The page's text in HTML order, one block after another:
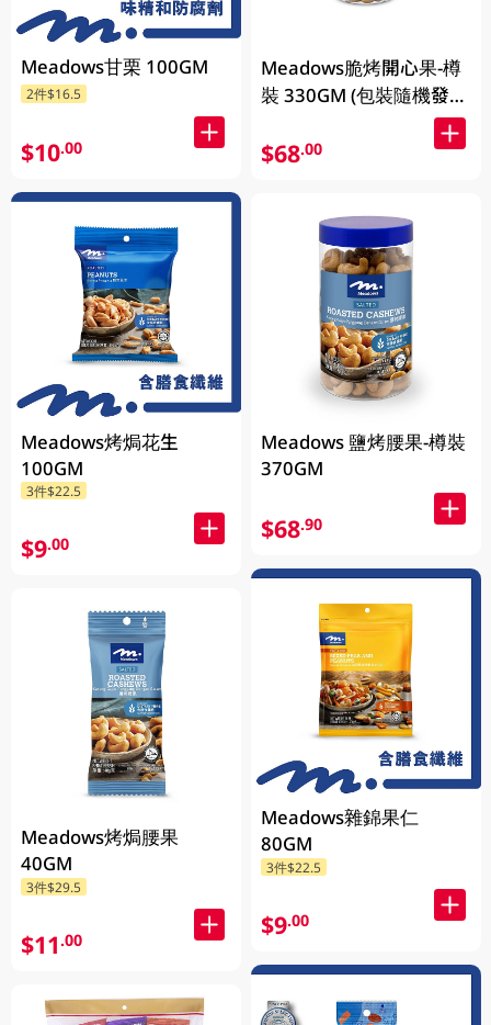
Meadows甘栗 100GM
2件$16.5
$10.00
Meadows烤焗花生
100GM
3件$22.5
$9.00
Meadows烤焗腰果
40GM
3件$29.5
$11.00
Meadows脆烤開心果-樽
裝 330GM (包裝隨機發
$68.00
Meadows 鹽烤腰果-樽裝
370GM
$68.90
Meadows雜錦果仁
80GM
3件$22.5
$9.00